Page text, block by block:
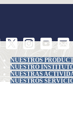
NUESTROS
NUESTRO
NUESTRAS
NUESTROS